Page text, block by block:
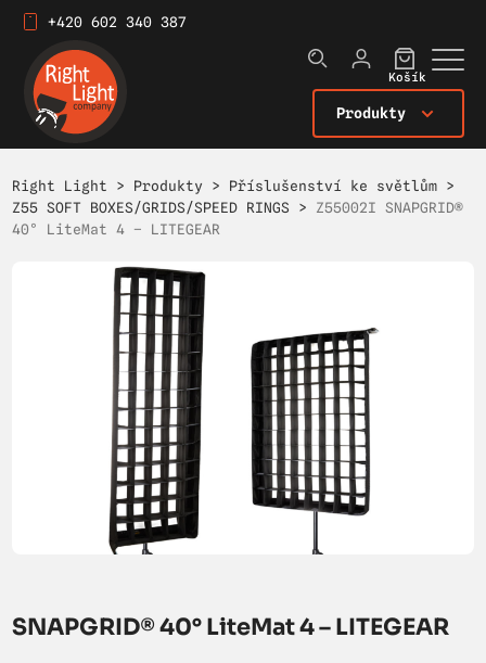
+420 602 340 387
Produkty
Košík
Right Light > Produkty > Příslušenství ke světlům >
Z55 SOFT BOXES/GRIDS/SPEED RINGS > Z55002I SNAPGRID®
40° LiteMat 4 – LITEGEAR
SNAPGRID® 40° LiteMat 4 – LITEGEAR